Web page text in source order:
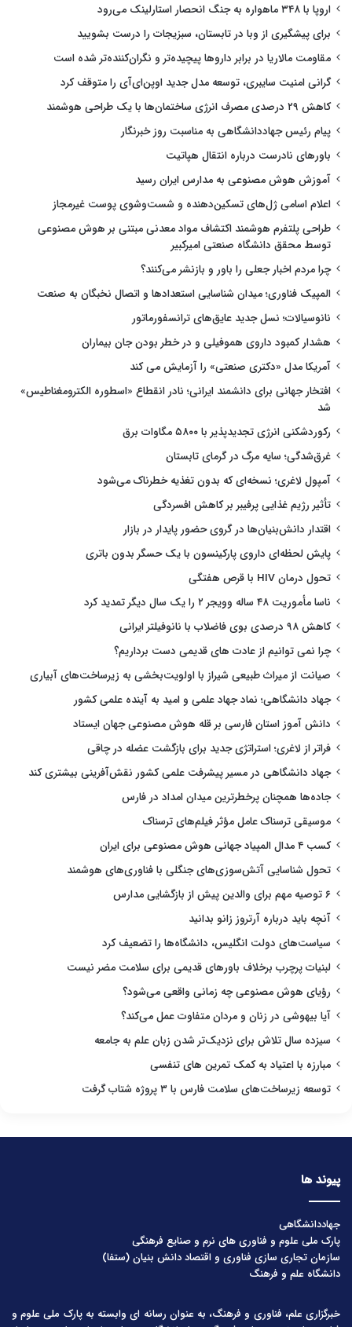
اروپا با ۳۴۸ ماهواره به جنگ انحصار استارلینک می‌رود
برای پیشگیری از وبا در تابستان، سبزیجات را درست بشویید
مقاومت مالاریا در برابر داروها پیچیده‌تر و نگران‌کننده‌تر شده است
گرانی امنیت سایبری، توسعه مدل جدید اوپن‌ای‌آی را متوقف کرد
کاهش ۲۹ درصدی مصرف انرژی ساختمان‌ها با یک طراحی هوشمند
پیام رئیس جهاددانشگاهی به مناسبت روز خبرنگار
باورهای نادرست درباره انتقال هپاتیت
آموزش هوش مصنوعی به مدارس ایران رسید
اعلام اسامی ژل‌های تسکین‌دهنده و شست‌وشوی پوست غیرمجاز
طراحی پلتفرم هوشمند اکتشاف مواد معدنی مبتنی بر هوش مصنوعی
توسط محقق دانشگاه صنعتی امیرکبیر
چرا مردم اخبار جعلی را باور و بازنشر می‌کنند؟
المپیک فناوری؛ میدان شناسایی استعدادها و اتصال نخبگان به صنعت
نانوسیالات؛ نسل جدید عایق‌های ترانسفورماتور
هشدار کمبود داروی هموفیلی و در خطر بودن جان بیماران
آمریکا مدل «دکتری صنعتی» را آزمایش می کند
افتخار جهانی برای دانشمند ایرانی؛ نادر انقطاع «اسطوره الکترومغناطیس»
شد
رکوردشکنی انرژی تجدیدپذیر با ۵۸۰۰ مگاوات برق
غرق‌شدگی؛ سایه مرگ در گرمای تابستان
آمپول لاغری؛ نسخه‌ای که بدون تغذیه خطرناک می‌شود
تأثیر رژیم غذایی پرفیبر بر کاهش افسردگی
اقتدار دانش‌بنیان‌ها در گروی حضور پایدار در بازار
پایش لحظه‌ای داروی پارکینسون با یک حسگر بدون باتری
تحول درمان HIV با قرص هفتگی
ناسا مأموریت ۴۸ ساله وویجر ۲ را یک سال دیگر تمدید کرد
کاهش ۹۸ درصدی بوی فاضلاب با نانوفیلتر ایرانی
چرا نمی توانیم از عادت های قدیمی دست برداریم؟
صیانت از میراث طبیعی شیراز با اولویت‌بخشی به زیرساخت‌های آبیاری
جهاد دانشگاهی؛ نماد جهاد علمی و امید به آینده علمی کشور
دانش آموز استان فارسی بر قله هوش مصنوعی جهان ایستاد
فراتر از لاغری؛ استراتژی جدید برای بازگشت عضله در چاقی
جهاد دانشگاهی در مسیر پیشرفت علمی کشور نقش‌آفرینی بیشتری کند
جاده‌ها همچنان پرخطرترین میدان امداد در فارس
موسیقی ترسناک عامل مؤثر فیلم‌های ترسناک
کسب ۴ مدال المپیاد جهانی هوش مصنوعی برای ایران
تحول شناسایی آتش‌سوزی‌های جنگلی با فناوری‌های هوشمند
۶ توصیه مهم برای والدین پیش از بازگشایی مدارس
آنچه باید درباره آرتروز زانو بدانید
سیاست‌های دولت انگلیس، دانشگاه‌ها را تضعیف کرد
لبنیات پرچرب برخلاف باورهای قدیمی برای سلامت مضر نیست
رؤیای هوش مصنوعی چه زمانی واقعی می‌شود؟
آیا بیهوشی در زنان و مردان متفاوت عمل می‌کند؟
سیزده سال تلاش برای نزدیک‌تر شدن زبان علم به جامعه
مبارزه با اعتیاد به کمک تمرین های تنفسی
توسعه زیرساخت‌های سلامت فارس با ۳ پروژه شتاب گرفت
پیوند ها
جهاددانشگاهی
پارک ملی علوم و فناوری های نرم و صنایع فرهنگی
سازمان تجاری سازی فناوری و اقتصاد دانش بنیان (ستفا)
دانشگاه علم و فرهنگ
خبرگزاری علم، فناوری و فرهنگ، به عنوان رسانه ای وابسته به پارک ملی علوم و